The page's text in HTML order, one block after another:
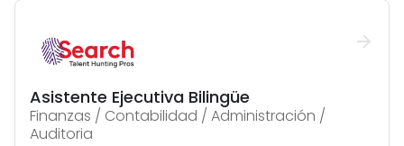
Asistente Ejecutiva Bilingüe
Finanzas / Contabilidad / Administración /
Auditoria